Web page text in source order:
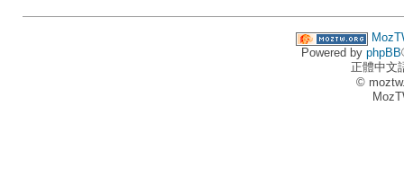
Powered by phpBB
正體中文
©